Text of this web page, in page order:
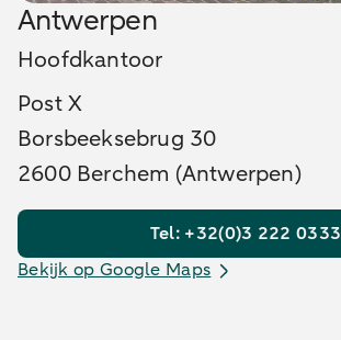
Antwerpen
Hoofdkantoor
Post X
Borsbeeksebrug 30
2600 Berchem (Antwerpen)
Tel: +32(0)3 222 0333
Bekijk op Google Maps